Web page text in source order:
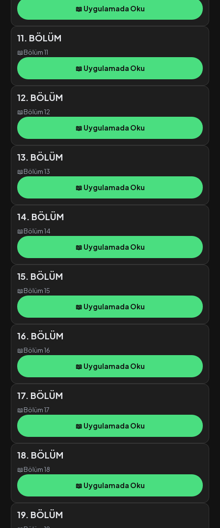
📖 Uygulamada Oku
11. BÖLÜM
📖Bölüm 11
📖 Uygulamada Oku
12. BÖLÜM
📖Bölüm 12
📖 Uygulamada Oku
13. BÖLÜM
📖Bölüm 13
📖 Uygulamada Oku
14. BÖLÜM
📖Bölüm 14
📖 Uygulamada Oku
15. BÖLÜM
📖Bölüm 15
📖 Uygulamada Oku
16. BÖLÜM
📖Bölüm 16
📖 Uygulamada Oku
17. BÖLÜM
📖Bölüm 17
📖 Uygulamada Oku
18. BÖLÜM
📖Bölüm 18
📖 Uygulamada Oku
19. BÖLÜM